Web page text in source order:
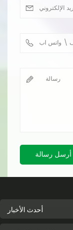
أرسل رسالة
أحدث الأخبار